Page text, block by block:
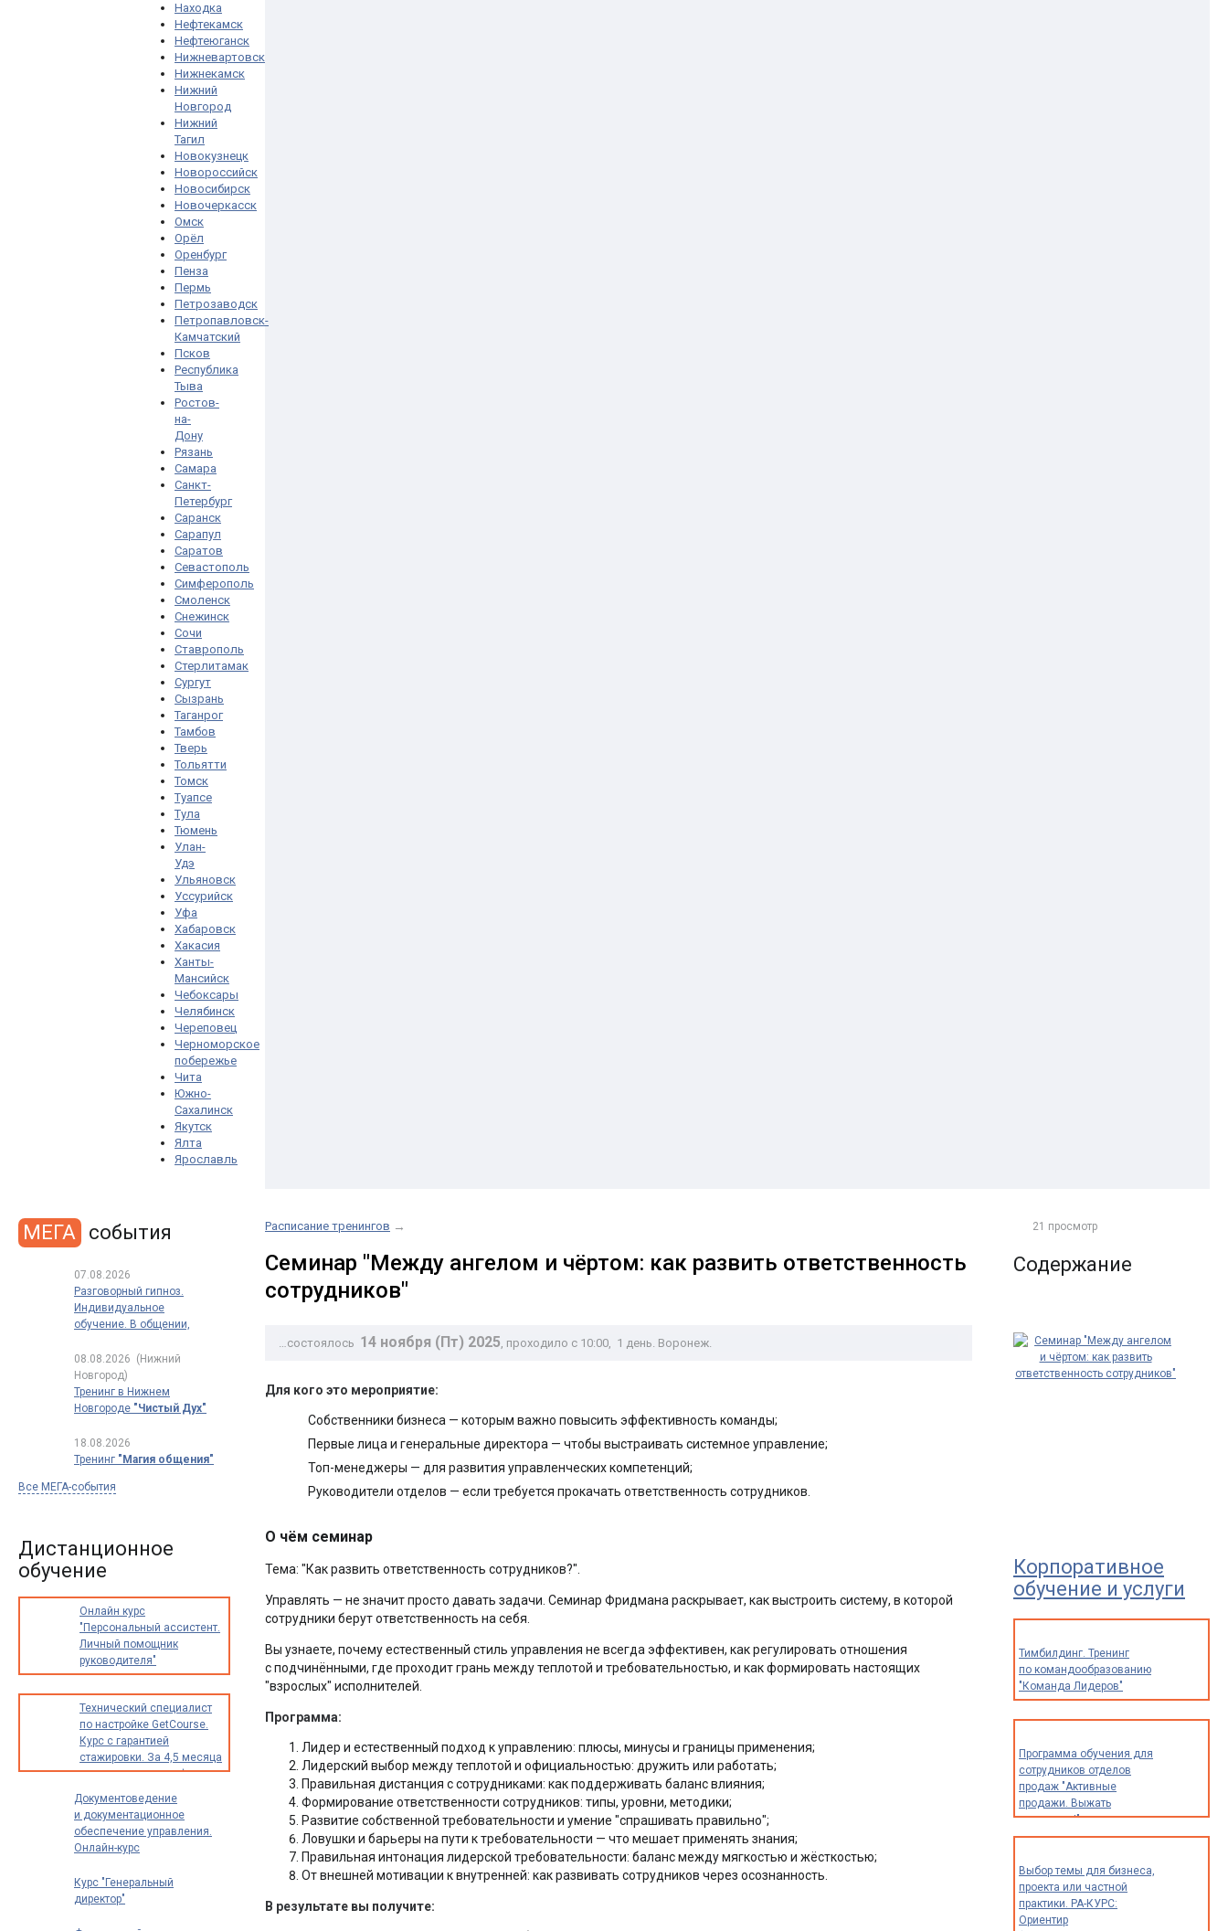
Находка
Нефтекамск
Нефтеюганск
Нижневартовск
Нижнекамск
Нижний
Новгород
Нижний
Тагил
Новокузнецк
Новороссийск
Новосибирск
Новочеркасск
Омск
Орёл
Оренбург
Пенза
Пермь
Петрозаводск
Петропавловск-
Камчатский
Псков
Республика
Тыва
Ростов-
на-
Дону
Рязань
Самара
Санкт-
Петербург
Саранск
Сарапул
Саратов
Севастополь
Симферополь
Смоленск
Снежинск
Сочи
Ставрополь
Стерлитамак
Сургут
Сызрань
Таганрог
Тамбов
Тверь
Тольятти
Томск
Туапсе
Тула
Тюмень
Улан-
Удэ
Ульяновск
Уссурийск
Уфа
Хабаровск
Хакасия
Ханты-
Мансийск
Чебоксары
Челябинск
Череповец
Черноморское
побережье
Чита
Южно-
Сахалинск
Якутск
Ялта
Ярославль
Содержание
Корпоративное
обучение и услуги
Тимбилдинг. Тренинг
по командообразованию
"Команда Лидеров"
Программа обучения для
сотрудников отделов
продаж "Активные
продажи. Выжать
максимум!"
Выбор темы для бизнеса,
проекта или частной
практики. РА-КУРС:
Ориентир
Расписание тренингов →
Семинар "Между ангелом и чёртом: как развить ответственность
сотрудников"
21 просмотр
…состоялось 14 ноября (Пт) 2025, проходило с 10:00, 1 день. Воронеж.
Для кого это мероприятие:
Собственники бизнеса — которым важно повысить эффективность команды;
Первые лица и генеральные директора — чтобы выстраивать системное управление;
Топ-менеджеры — для развития управленческих компетенций;
Руководители отделов — если требуется прокачать ответственность сотрудников.
О чём семинар
Тема: "Как развить ответственность сотрудников?".
Управлять — не значит просто давать задачи. Семинар Фридмана раскрывает, как выстроить систему, в которой
сотрудники берут ответственность на себя.
Вы узнаете, почему естественный стиль управления не всегда эффективен, как регулировать отношения
с подчинёнными, где проходит грань между теплотой и требовательностью, и как формировать настоящих
"взрослых" исполнителей.
Программа:
Лидер и естественный подход к управлению: плюсы, минусы и границы применения;
Лидерский выбор между теплотой и официальностью: дружить или работать;
Правильная дистанция с сотрудниками: как поддерживать баланс влияния;
Формирование ответственности сотрудников: типы, уровни, методики;
Развитие собственной требовательности и умение "спрашивать правильно";
Ловушки и барьеры на пути к требовательности — что мешает применять знания;
Правильная интонация лидерской требовательности: баланс между мягкостью и жёсткостью;
От внешней мотивации к внутренней: как развивать сотрудников через осознанность.
В результате вы получите:
МЕГА события
07.08.2026
Разговорный гипноз.
Индивидуальное
обучение. В общении,
08.08.2026 (Нижний
Новгород)
Тренинг в Нижнем
Новгороде "Чистый Дух"
18.08.2026
Тренинг "Магия общения"
Все МЕГА-события
Дистанционное
обучение
Онлайн курс
"Персональный ассистент.
Личный помощник
руководителя"
Технический специалист
по настройке GetCourse.
Курс с гарантией
стажировки. За 4,5 месяца
освоите новую профессию
до 70 000 рублей в месяц
Документоведение
и документационное
обеспечение управления.
Онлайн-курс
Курс "Генеральный
директор"